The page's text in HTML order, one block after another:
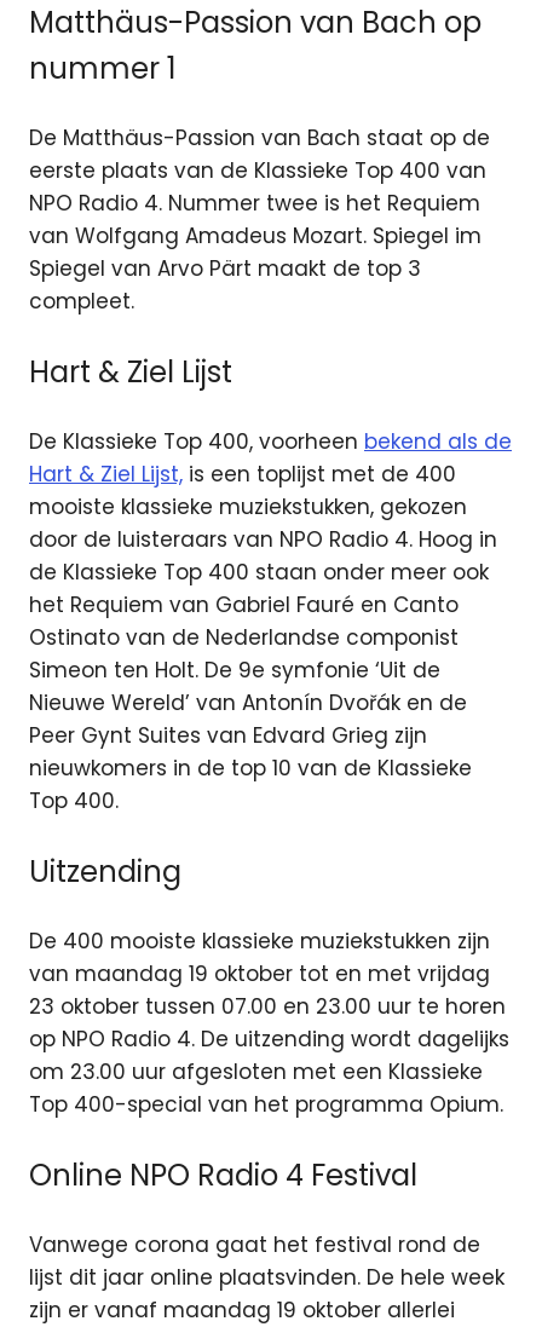
Matthäus-Passion van Bach op
nummer 1
De Matthäus-Passion van Bach staat op de
eerste plaats van de Klassieke Top 400 van
NPO Radio 4. Nummer twee is het Requiem
van Wolfgang Amadeus Mozart. Spiegel im
Spiegel van Arvo Pärt maakt de top 3
compleet.
Hart & Ziel Lijst
De Klassieke Top 400, voorheen bekend als de
Hart & Ziel Lijst, is een toplijst met de 400
mooiste klassieke muziekstukken, gekozen
door de luisteraars van NPO Radio 4. Hoog in
de Klassieke Top 400 staan onder meer ook
het Requiem van Gabriel Fauré en Canto
Ostinato van de Nederlandse componist
Simeon ten Holt. De 9e symfonie ‘Uit de
Nieuwe Wereld’ van Antonín Dvořák en de
Peer Gynt Suites van Edvard Grieg zijn
nieuwkomers in de top 10 van de Klassieke
Top 400.
Uitzending
De 400 mooiste klassieke muziekstukken zijn
van maandag 19 oktober tot en met vrijdag
23 oktober tussen 07.00 en 23.00 uur te horen
op NPO Radio 4. De uitzending wordt dagelijks
om 23.00 uur afgesloten met een Klassieke
Top 400-special van het programma Opium.
Online NPO Radio 4 Festival
Vanwege corona gaat het festival rond de
lijst dit jaar online plaatsvinden. De hele week
zijn er vanaf maandag 19 oktober allerlei